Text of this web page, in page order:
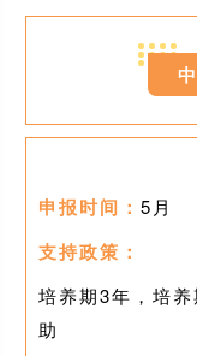
申报时间： 5月
支持政策：
培养期3年，培
助